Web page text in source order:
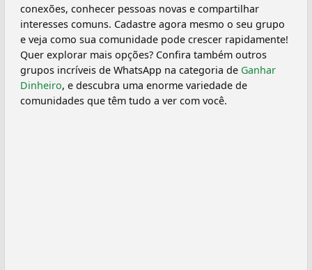
conexões, conhecer pessoas novas e compartilhar
interesses comuns. Cadastre agora mesmo o seu grupo
e veja como sua comunidade pode crescer rapidamente!
Quer explorar mais opções? Confira também outros
grupos incríveis de WhatsApp na categoria de Ganhar
Dinheiro, e descubra uma enorme variedade de
comunidades que têm tudo a ver com você.